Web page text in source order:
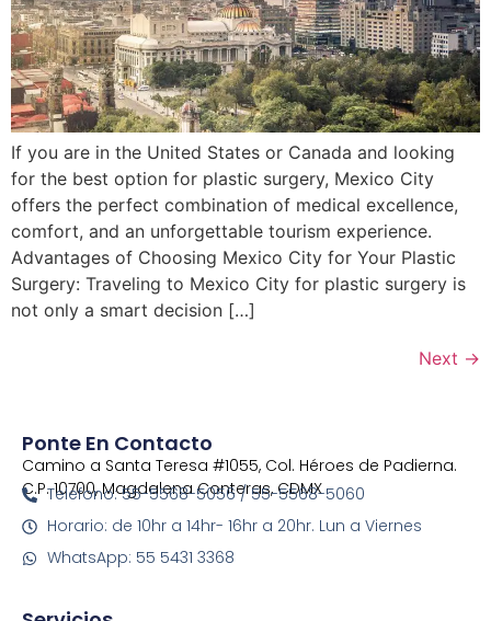
If you are in the United States or Canada and looking
for the best option for plastic surgery, Mexico City
offers the perfect combination of medical excellence,
comfort, and an unforgettable tourism experience.
Advantages of Choosing Mexico City for Your Plastic
Surgery: Traveling to Mexico City for plastic surgery is
not only a smart decision […]
Next →
Ponte En Contacto
Camino a Santa Teresa #1055, Col. Héroes de Padierna.
C.P. 10700, Magdalena Conteras, CDMX
Telefono: 55-5568-5056 / 55-5568-5060
Horario: de 10hr a 14hr- 16hr a 20hr. Lun a Viernes
WhatsApp: 55 5431 3368